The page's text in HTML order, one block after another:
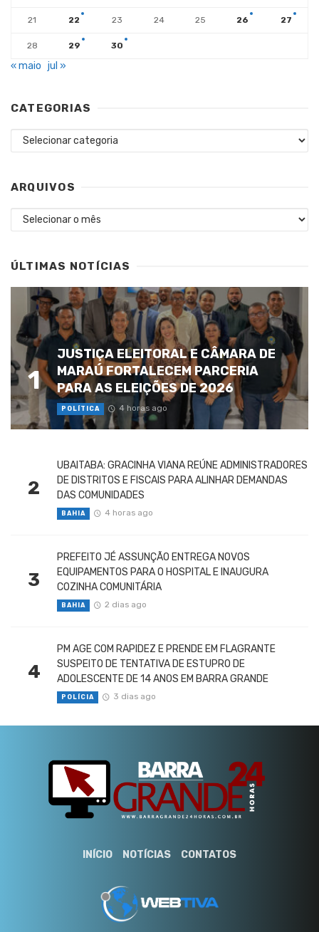
21 22 23 24 25 26 27
28 29 30
« maio jul »
CATEGORIAS
Categorias
ARQUIVOS
Arquivos
ÚLTIMAS NOTÍCIAS
1
JUSTIÇA ELEITORAL E CÂMARA DE
MARAÚ FORTALECEM PARCERIA
PARA AS ELEIÇÕES DE 2026
POLÍTICA 4 horas ago
2
UBAITABA: GRACINHA VIANA REÚNE ADMINISTRADORES
DE DISTRITOS E FISCAIS PARA ALINHAR DEMANDAS
DAS COMUNIDADES
BAHIA 4 horas ago
3
PREFEITO JÉ ASSUNÇÃO ENTREGA NOVOS
EQUIPAMENTOS PARA O HOSPITAL E INAUGURA
COZINHA COMUNITÁRIA
BAHIA 2 dias ago
4
PM AGE COM RAPIDEZ E PRENDE EM FLAGRANTE
SUSPEITO DE TENTATIVA DE ESTUPRO DE
ADOLESCENTE DE 14 ANOS EM BARRA GRANDE
POLÍCIA 3 dias ago
INÍCIO NOTÍCIAS CONTATOS